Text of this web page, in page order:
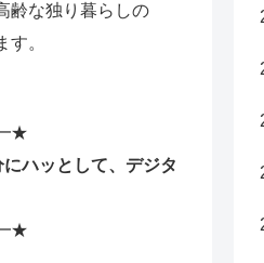
齢な独り暮らしの
。
ハッとして、デジタ